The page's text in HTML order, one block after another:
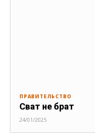
ПРАВИТЕЛЬСТВО
Сват не брат
24/01/2025